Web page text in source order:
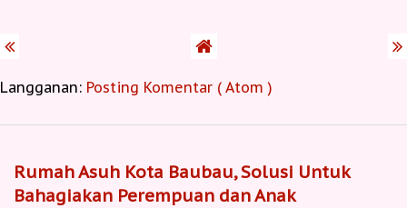
Langganan: Posting Komentar ( Atom )
Rumah Asuh Kota Baubau, Solusi Untuk
Bahagiakan Perempuan dan Anak